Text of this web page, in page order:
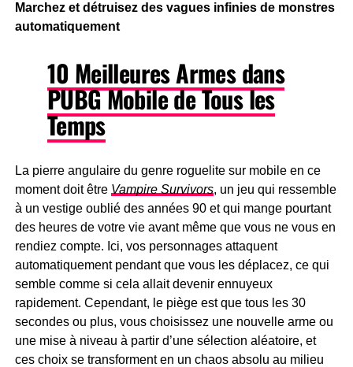
Marchez et détruisez des vagues infinies de monstres
automatiquement
10 Meilleures Armes dans
PUBG Mobile de Tous les
Temps
La pierre angulaire du genre roguelite sur mobile en ce
moment doit être Vampire Survivors, un jeu qui ressemble
à un vestige oublié des années 90 et qui mange pourtant
des heures de votre vie avant même que vous ne vous en
rendiez compte. Ici, vos personnages attaquent
automatiquement pendant que vous les déplacez, ce qui
semble comme si cela allait devenir ennuyeux
rapidement. Cependant, le piège est que tous les 30
secondes ou plus, vous choisissez une nouvelle arme ou
une mise à niveau à partir d’une sélection aléatoire, et
ces choix se transforment en un chaos absolu au milieu